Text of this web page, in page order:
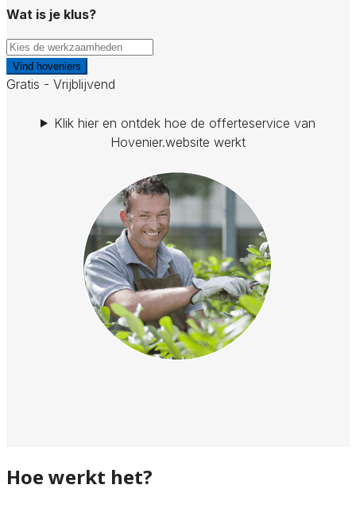
Wat is je klus?
Vind hoveniers
Gratis - Vrijblijvend
Klik hier en ontdek hoe de offerteservice van
Hovenier.website werkt
Hoe werkt het?